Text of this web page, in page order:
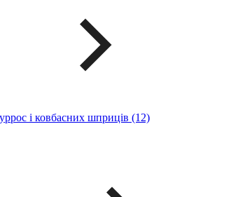
і ковбасних шприців (12)